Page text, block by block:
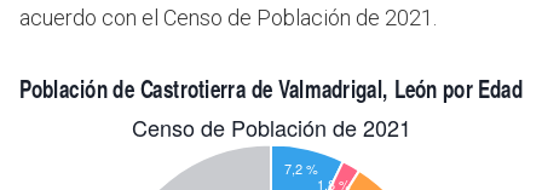
acuerdo con el Censo de Población de 2021.